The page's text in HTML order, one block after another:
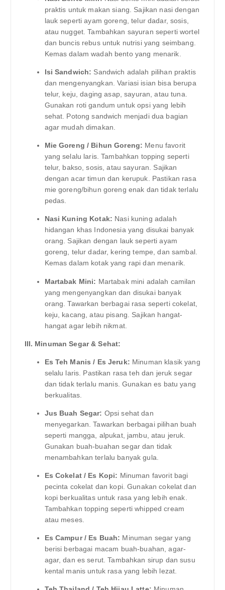
praktis untuk makan siang. Sajikan nasi dengan
lauk seperti ayam goreng, telur dadar, sosis,
atau nugget. Tambahkan sayuran seperti wortel
dan buncis rebus untuk nutrisi yang seimbang.
Kemas dalam wadah bento yang menarik.
Isi Sandwich: Sandwich adalah pilihan praktis
dan mengenyangkan. Variasi isian bisa berupa
telur, keju, daging asap, sayuran, atau tuna.
Gunakan roti gandum untuk opsi yang lebih
sehat. Potong sandwich menjadi dua bagian
agar mudah dimakan.
Mie Goreng / Bihun Goreng: Menu favorit
yang selalu laris. Tambahkan topping seperti
telur, bakso, sosis, atau sayuran. Sajikan
dengan acar timun dan kerupuk. Pastikan rasa
mie goreng/bihun goreng enak dan tidak terlalu
pedas.
Nasi Kuning Kotak: Nasi kuning adalah
hidangan khas Indonesia yang disukai banyak
orang. Sajikan dengan lauk seperti ayam
goreng, telur dadar, kering tempe, dan sambal.
Kemas dalam kotak yang rapi dan menarik.
Martabak Mini: Martabak mini adalah camilan
yang mengenyangkan dan disukai banyak
orang. Tawarkan berbagai rasa seperti cokelat,
keju, kacang, atau pisang. Sajikan hangat-
hangat agar lebih nikmat.
III. Minuman Segar & Sehat:
Es Teh Manis / Es Jeruk: Minuman klasik yang
selalu laris. Pastikan rasa teh dan jeruk segar
dan tidak terlalu manis. Gunakan es batu yang
berkualitas.
Jus Buah Segar: Opsi sehat dan
menyegarkan. Tawarkan berbagai pilihan buah
seperti mangga, alpukat, jambu, atau jeruk.
Gunakan buah-buahan segar dan tidak
menambahkan terlalu banyak gula.
Es Cokelat / Es Kopi: Minuman favorit bagi
pecinta cokelat dan kopi. Gunakan cokelat dan
kopi berkualitas untuk rasa yang lebih enak.
Tambahkan topping seperti whipped cream
atau meses.
Es Campur / Es Buah: Minuman segar yang
berisi berbagai macam buah-buahan, agar-
agar, dan es serut. Tambahkan sirup dan susu
kental manis untuk rasa yang lebih lezat.